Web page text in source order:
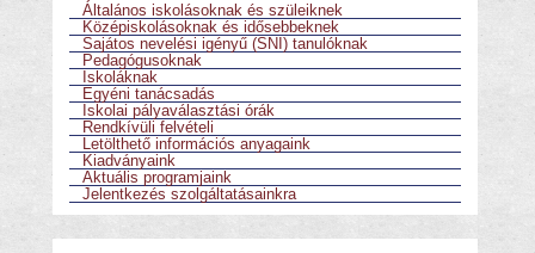
Általános iskolásoknak és szüleiknek
Középiskolásoknak és idősebbeknek
Sajátos nevelési igényű (SNI) tanulóknak
Pedagógusoknak
Iskoláknak
Egyéni tanácsadás
Iskolai pályaválasztási órák
Rendkívüli felvételi
Letölthető információs anyagaink
Kiadványaink
Aktuális programjaink
Jelentkezés szolgáltatásainkra